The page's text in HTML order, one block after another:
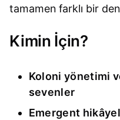
tamamen farklı bir
Kimin İçin?
Koloni yönetimi
sevenler
Emergent